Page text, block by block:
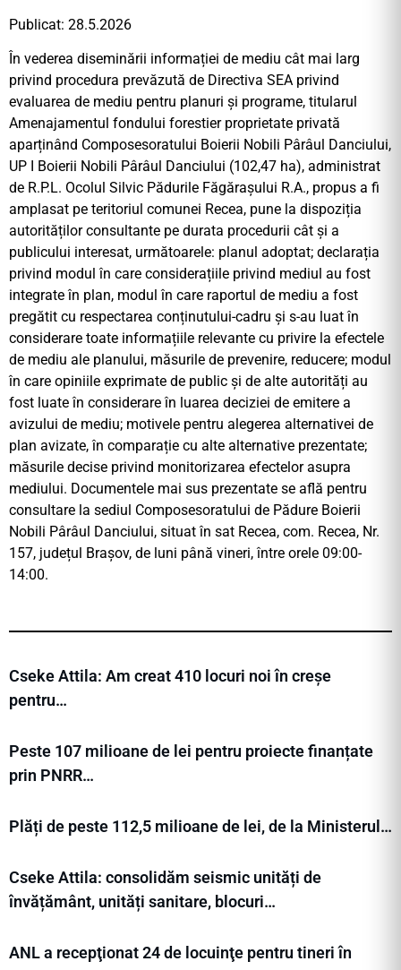
Publicat: 28.5.2026
În vederea diseminării informației de mediu cât mai larg
privind procedura prevăzută de Directiva SEA privind
evaluarea de mediu pentru planuri și programe, titularul
Amenajamentul fondului forestier proprietate privată
aparținând Composesoratului Boierii Nobili Pârâul Danciului,
UP I Boierii Nobili Pârâul Danciului (102,47 ha), administrat
de R.P.L. Ocolul Silvic Pădurile Făgărașului R.A., propus a fi
amplasat pe teritoriul comunei Recea, pune la dispoziția
autorităților consultante pe durata procedurii cât și a
publicului interesat, următoarele: planul adoptat; declarația
privind modul în care considerațiile privind mediul au fost
integrate în plan, modul în care raportul de mediu a fost
pregătit cu respectarea conținutului-cadru și s-au luat în
considerare toate informațiile relevante cu privire la efectele
de mediu ale planului, măsurile de prevenire, reducere; modul
în care opiniile exprimate de public și de alte autorități au
fost luate în considerare în luarea deciziei de emitere a
avizului de mediu; motivele pentru alegerea alternativei de
plan avizate, în comparație cu alte alternative prezentate;
măsurile decise privind monitorizarea efectelor asupra
mediului. Documentele mai sus prezentate se află pentru
consultare la sediul Composesoratului de Pădure Boierii
Nobili Pârâul Danciului, situat în sat Recea, com. Recea, Nr.
157, județul Brașov, de luni până vineri, între orele 09:00-
14:00.
Cseke Attila: Am creat 410 locuri noi în creșe
pentru…
Peste 107 milioane de lei pentru proiecte finanțate
prin PNRR…
Plăți de peste 112,5 milioane de lei, de la Ministerul…
Cseke Attila: consolidăm seismic unități de
învățământ, unități sanitare, blocuri…
ANL a recepţionat 24 de locuinţe pentru tineri în